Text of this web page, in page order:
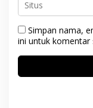
Simpan nama,
ini untuk komentar